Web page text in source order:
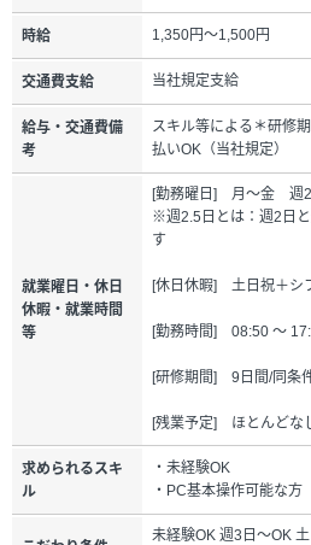
時給 1,350円～1,500円
交通費支給 当社規定支給
給与・交通費備
考
スキル等による＊研修
払いOK（当社規定）
就業曜日・休日
休暇・就業時間
等
[勤務曜日] 月～金 週
※週2.5日とは：週2日
す
[休日休暇] 土日祝＋シ
[勤務時間] 08:50 ～
[研修期間] 9日間/同条
[残業予定] ほとんどな
求められるスキ
ル
・未経験OK
・PC基本操作可能な方
未経験OK 週3日～OK